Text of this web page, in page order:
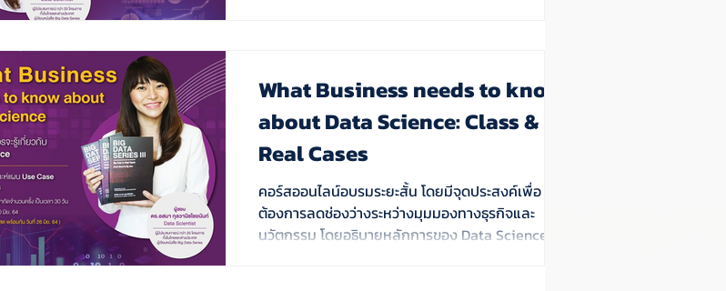
What Business needs to know
about Data Science: Class &
Real Cases
คอร์สออนไลน์อบรมระยะสั้น โดยมีจุดประสงค์เพื่อ
ต้องการลดช่องว่างระหว่างมุมมองทางธุรกิจและ
นวัตกรรม โดยอธิบายหลักการของ Data Science และ